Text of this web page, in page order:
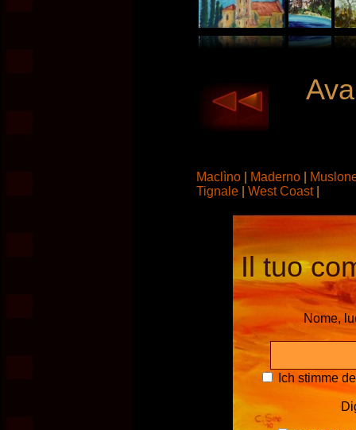
Maclìno Maderno
Tignale
West Coast
Il tuo
Nome,
Ich stimme